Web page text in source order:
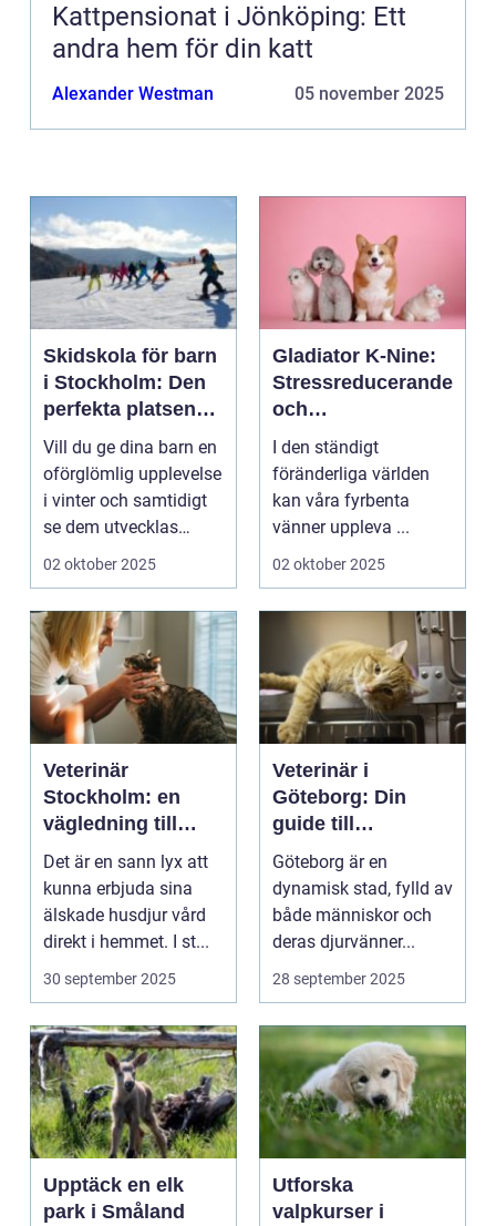
Kattpensionat i Jönköping: Ett
andra hem för din katt
Alexander Westman 05 november 2025
Skidskola för barn
i Stockholm: Den
perfekta platsen
för små blivande
skidåkare
Vill du ge dina barn en
oförglömlig upplevelse
i vinter och samtidigt
se dem utvecklas
p&a...
02 oktober 2025
Gladiator K-Nine:
Stressreducerande
och
ångestdämpande
hundhalsband
I den ständigt
föränderliga världen
kan våra fyrbenta
vänner uppleva ...
02 oktober 2025
Veterinär
Stockholm: en
vägledning till
vård i hemmiljö
Det är en sann lyx att
kunna erbjuda sina
älskade husdjur vård
direkt i hemmet. I st...
30 september 2025
Veterinär i
Göteborg: Din
guide till
djursjukvård
Göteborg är en
dynamisk stad, fylld av
både människor och
deras djurvänner...
28 september 2025
Upptäck en elk
park i Småland
Utforska
valpkurser i